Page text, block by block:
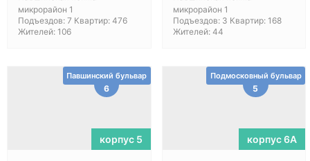
микрорайон 1
Подъездов: 7 Квартир: 476
Жителей: 106
микрорайон 1
Подъездов: 3 Квартир: 168
Жителей: 44
Павшинский бульвар
6
корпус 5
Подмосковный бульвар
5
корпус 6A